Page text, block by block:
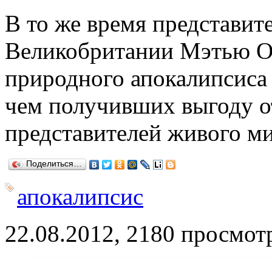
В то же время
Великобритании Мэтью
природного
чем получивших выгоду
представителей живого
Поделиться…
апокалипсис
22.08.2012, 2180